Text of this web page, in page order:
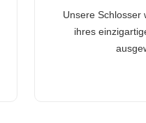
Unsere Schlosser
ihres